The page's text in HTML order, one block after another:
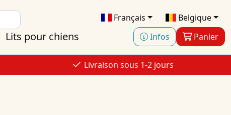
Français
Belgique
Infos
Panier
Lits pour chiens
Livraison sous 1-2 jours